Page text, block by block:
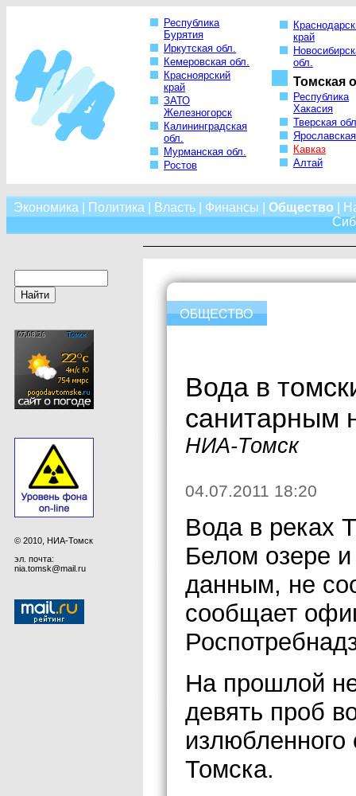
Республика
Бурятия
Иркутская обл.
Кемеровская обл.
Красноярский
край
ЗАТО
Железногорск
Калининградская
обл.
Мурманская обл.
Ростов
край
обл.
Томская
Республика
Хакасия
Тверская
Кавказ
Алтай
Экономика Политика Власть| Финансы Общество
© 2010, НИА-Томск
эл. почта:
nia.tomsk@mail.ru
Вода в
санитарным
НИА-Томск
04.07.2011 18:20
Вода в реках
Белом озере
данным, не
сообщает
На прошлой
девять проб
Томска.